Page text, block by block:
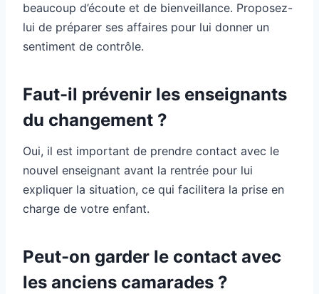
beaucoup d’écoute et de bienveillance. Proposez-
lui de préparer ses affaires pour lui donner un
sentiment de contrôle.
Faut-il prévenir les enseignants
du changement ?
Oui, il est important de prendre contact avec le
nouvel enseignant avant la rentrée pour lui
expliquer la situation, ce qui facilitera la prise en
charge de votre enfant.
Peut-on garder le contact avec
les anciens camarades ?